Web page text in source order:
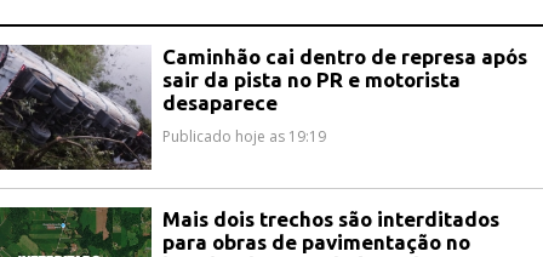
Caminhão cai dentro de represa após
sair da pista no PR e motorista
desaparece
Publicado hoje as 19:19
Mais dois trechos são interditados
para obras de pavimentação no